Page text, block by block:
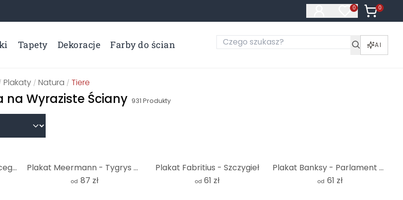
0
Produkty na
0
Produkty
Tapety Dekoracje Farby do ścian AI
Plakaty / Natura /Tiere
na Wyraziste Ściany 931 Produkty
Plakat do pokoju dziecięcego z kapibarą i herbatą bąbelkową Plakat Meermann - Tygrys - Runda
od 87 zł
Plakat Fabritius - Szczygieł
od 61 zł
Plakat Banksy - Parlament zdecentralizowany
od 61 zł